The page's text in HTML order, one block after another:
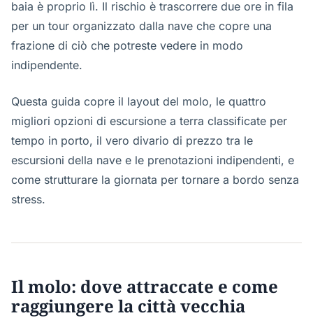
baia è proprio lì. Il rischio è trascorrere due ore in fila
per un tour organizzato dalla nave che copre una
frazione di ciò che potreste vedere in modo
indipendente.
Questa guida copre il layout del molo, le quattro
migliori opzioni di escursione a terra classificate per
tempo in porto, il vero divario di prezzo tra le
escursioni della nave e le prenotazioni indipendenti, e
come strutturare la giornata per tornare a bordo senza
stress.
Il molo: dove attraccate e come
raggiungere la città vecchia